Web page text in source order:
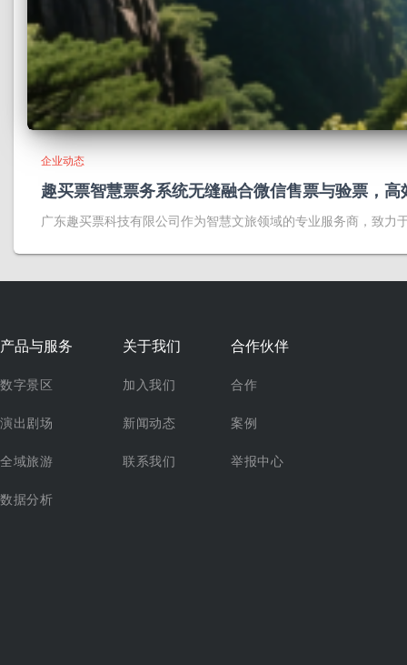
企业动态
趣买票智慧票务系统无缝融合微信售票与验票，
广东趣买票科技有限公司作为智慧文旅领域的专业服务商，致力
产品与服务
数字景区
演出剧场
全域旅游
数据分析
关于我们
加入我们
新闻动态
联系我们
合作伙伴
合作
案例
举报中心